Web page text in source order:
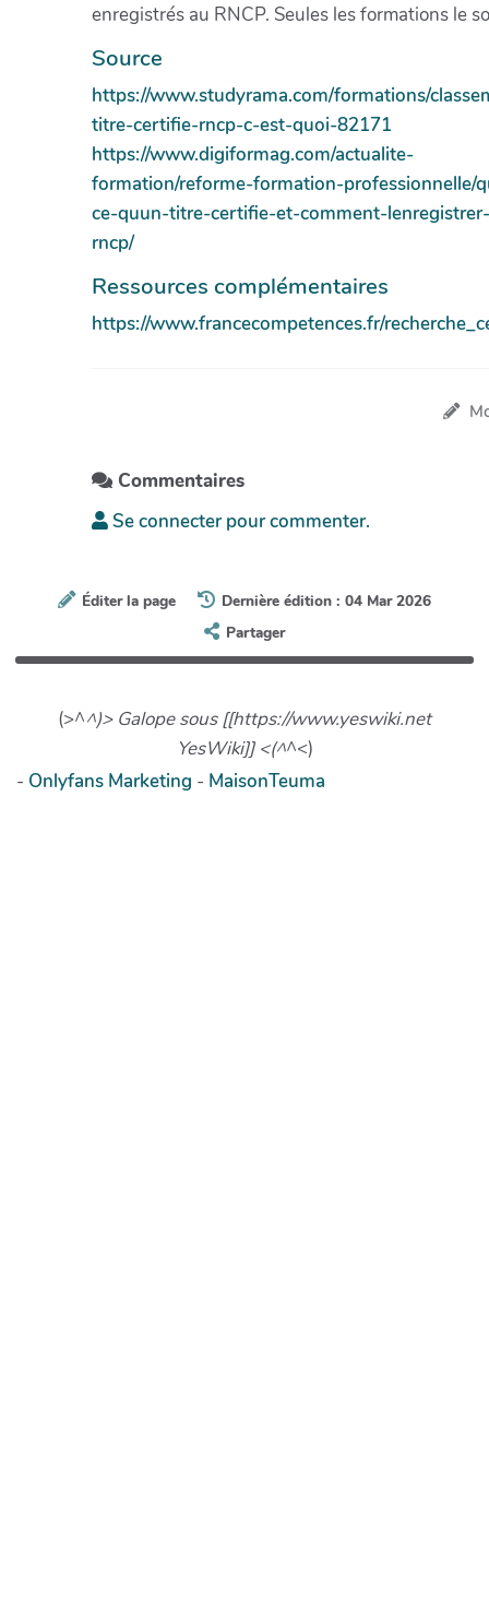
enregistrés au RNCP. Seules les formations le
Source
https://www.studyrama.com/formations/
titre-certifie-rncp-c-est-quoi-82171
https://www.digiformag.com/actualite-
formation/reforme-formation-professionnelle/
ce-quun-titre-certifie-et-comment-
rncp/
Ressources complémentaires
https://www.francecompetences.fr/
Commentaires
Se connecter pour commenter.
Éditer la page
Dernière édition : 04 Mar 2026
Partager
(>^^)> Galope sous [[https://www.yeswiki.net
YesWiki]] <(^^<)
- Onlyfans Marketing - MaisonTeuma